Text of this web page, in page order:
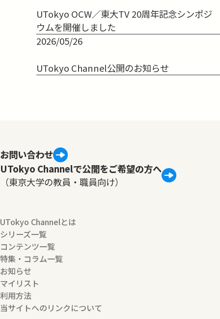
UTokyo OCW／東大TV 20周年記念シンポジ
ウムを開催しました
2026/05/26
UTokyo Channel公開のお知らせ
お問い合わせ
UTokyo Channelで公開をご希望の方へ
（東京大学の教員・職員向け）
UTokyo Channelとは
シリーズ一覧
コンテンツ一覧
特集・コラム一覧
お知らせ
マイリスト
利用方法
当サイトへのリンクについて